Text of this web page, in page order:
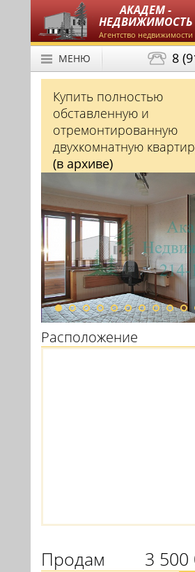
АКАДЕМ -
НЕДВИЖИМОСТЬ
Агентство недвижимости
8
МЕНЮ
Купить полностью
обставленную и
отремонтированную
двухкомнатную
(в архиве)
Расположение
3 500
Продам